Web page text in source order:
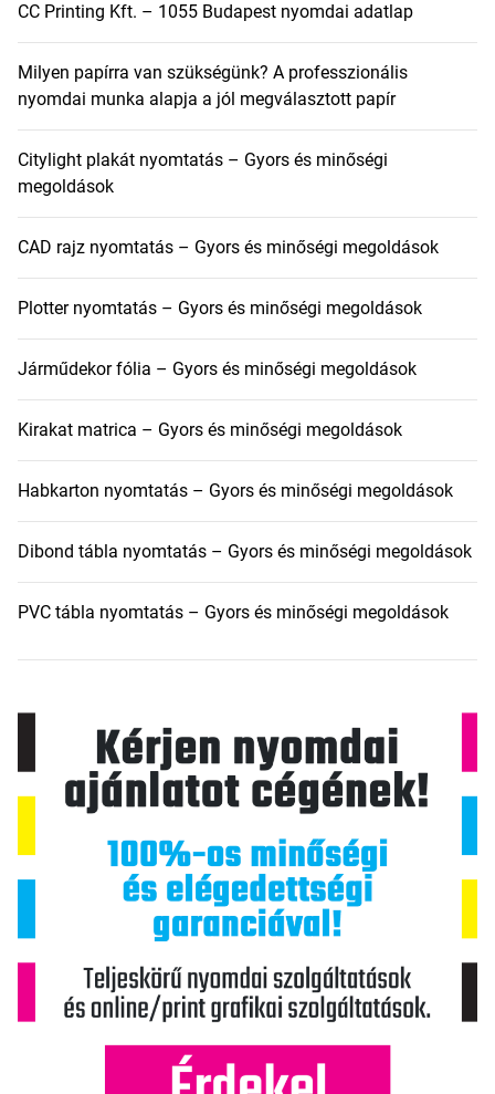
CC Printing Kft. – 1055 Budapest nyomdai adatlap
Milyen papírra van szükségünk? A professzionális
nyomdai munka alapja a jól megválasztott papír
Citylight plakát nyomtatás – Gyors és minőségi
megoldások
CAD rajz nyomtatás – Gyors és minőségi megoldások
Plotter nyomtatás – Gyors és minőségi megoldások
Járműdekor fólia – Gyors és minőségi megoldások
Kirakat matrica – Gyors és minőségi megoldások
Habkarton nyomtatás – Gyors és minőségi megoldások
Dibond tábla nyomtatás – Gyors és minőségi megoldások
PVC tábla nyomtatás – Gyors és minőségi megoldások